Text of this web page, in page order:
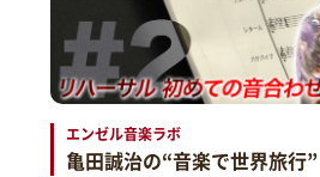
エンゼル音楽ラボ
亀田誠治の“音楽で世界旅行”